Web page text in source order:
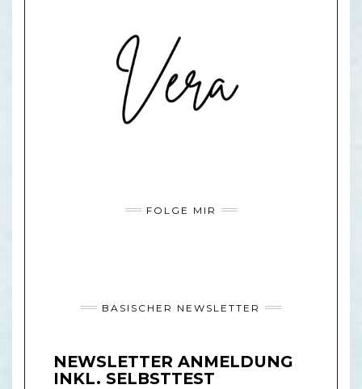
FOLGE MIR
BASISCHER NEWSLETTER
NEWSLETTER ANMELDUNG
INKL. SELBSTTEST